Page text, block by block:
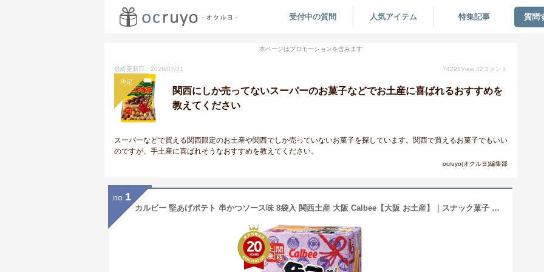
受付中の質問 人気アイテム 特集記事 質問
本ページはプロモーションを含みます
最終更新日：2026/07/31 74295View 42 コメント
決定
関西にしか売ってないスーパーのお菓子などでお土産に喜ばれるおすすめを
教えてください
スーパーなどで買える関西限定のお土産や関西でしか売っていないお菓子を探しています。関西で買えるお菓子でもいい
のですが、手土産に喜ばれそうなおすすめを教えてください。
ocruyo(オクルヨ)編集部
no. 1
カルビー 堅あげポテト 串かつソース味 8袋入 関西土産 大阪 Calbee【大阪 お土産】｜スナック菓子 関西 食品 大阪土産 おみやげ お菓子 手土産 帰省土産 お取り寄せ 贈り物 ギフト お取り寄せグルメ